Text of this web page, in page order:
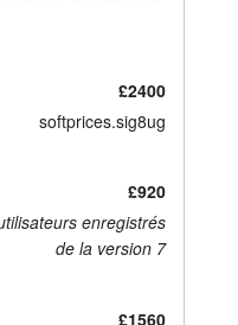
£2400
softprices.sig8ug
£920
enregistrés
de la version 7
£1560